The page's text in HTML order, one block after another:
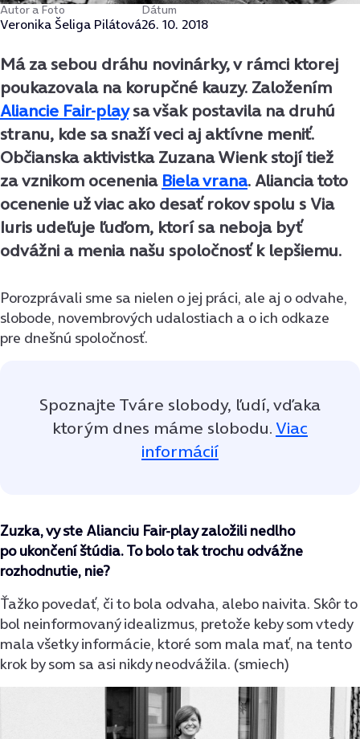
Autor a Foto
Veronika Šeliga Pilátová
Dátum
26. 10. 2018
Má za sebou dráhu novinárky, v rámci ktorej
poukazovala na korupčné kauzy. Založením
Aliancie Fair-playsa však postavila na druhú
stranu, kde sa snaží veci aj aktívne meniť.
Občianska aktivistka Zuzana Wienk stojí tiež
za vznikom ocenenia Biela vrana. Aliancia toto
ocenenie už viac ako desať rokov spolu s Via
Iuris udeľuje ľuďom, ktorí sa neboja byť
odvážni a menia našu spoločnosť k lepšiemu.
Porozprávali sme sa nielen o jej práci, ale aj o odvahe,
slobode, novembrových udalostiach a o ich odkaze
pre dnešnú spoločnosť.
Spoznajte Tváre slobody, ľudí, vďaka
ktorým dnes máme slobodu. Viac
informácií
Zuzka, vy ste Alianciu Fair-play založili nedlho
po ukončení štúdia. To bolo tak trochu odvážne
rozhodnutie, nie?
Ťažko povedať, či to bola odvaha, alebo naivita. Skôr to
bol neinformovaný idealizmus, pretože keby som vtedy
mala všetky informácie, ktoré som mala mať, na tento
krok by som sa asi nikdy neodvážila. (smiech)